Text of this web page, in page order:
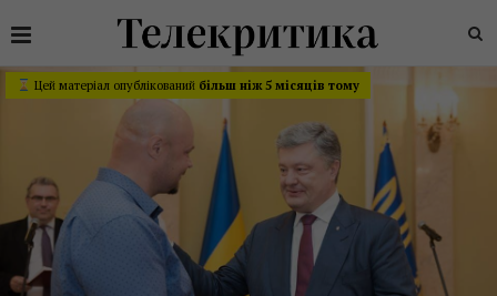
Цей матеріал опублікований більш ніж 5 місяців тому